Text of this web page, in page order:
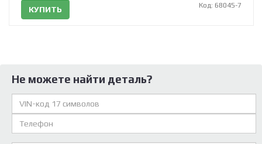
КУПИТЬ Код: 68045-7
Не можете найти деталь?